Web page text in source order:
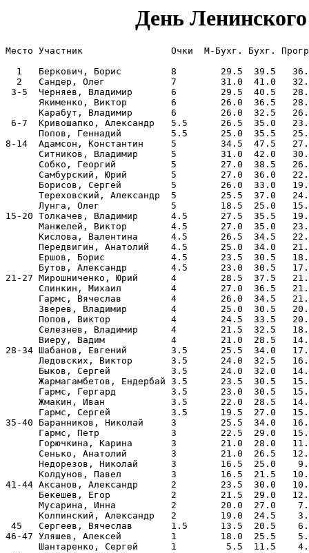
День Ленинского
Место Участник                Очки  M-Бухг. Бухг.
1   Беркович, Борис         8        29.5  39.5
2   Сандер, Олег            7        31.0  41.0
3-5  Черняев, Владимир       6        29.5  40.5
Якименко, Виктор        6        26.0  36.5
Карабут, Владимир       6        26.0  32.5
6-7  Кривошапко, Александр   5.5      26.5  35.0
Попов, Геннадий         5.5      25.0  35.5
8-14  Адамсон, Константин     5        34.5  47.5
Ситников, Владимир      5        31.0  42.0
Собко, Георгий          5        27.0  38.5
Самбурский, Юрий        5        27.0  36.0
Борисов, Сергей         5        26.0  33.0
Тереховский, Александр  5        25.5  37.0
Лунга, Олег             5        18.5  25.0
15-20 Толкачев, Владимир      4.5      27.5  35.5
Манжелей, Виктор        4.5      27.0  35.0
Кислова, Валентина      4.5      26.5  34.5
Передвигин, Анатолий    4.5      25.0  34.0
Ершов, Борис            4.5      23.5  30.5
Бутов, Александр        4.5      23.0  30.5
21-27 Мирошниченко, Юрий      4        28.5  37.5
Слинкин, Михаил         4        27.0  36.5
Гармс, Вячеслав         4        26.0  34.5
Зверев, Владимир        4        25.0  30.5
Попов, Виктор           4        24.5  33.5
Селезнев, Владимир      4        21.5  32.5
Виеру, Вадим            4        21.0  28.5
28-34 Шабанов, Евгений        3.5      25.5  34.0
Ледовских, Виктор       3.5      24.0  32.5
Быков, Сергей           3.5      24.0  32.0
Жармагамбетов, Ендербай 3.5      23.5  30.5
Гармс, Гергард          3.5      23.0  30.5
Жмакин, Иван            3.5      22.0  28.5
Гармс, Сергей           3.5      19.5  27.0
35-40 Баранников, Николай     3        25.5  34.0
Гармс, Петр             3        22.5  29.0
Горючкина, Карина       3        21.0  28.0
Сенько, Анатолий        3        21.0  26.5
Недорезов, Николай      3        16.5  25.0
Колдунов, Павел         3        16.5  21.5
41-44 Аксанов, Александр      2        23.5  30.0
Бекешев, Егор           2        21.5  29.0
Мусарина, Инна          2        20.0  27.0
Колпинский, Александр   2        19.0  24.5
45   Сергеев, Вячеслав       1.5      13.5  20.5
46-47 Уляшев, Алексей         1        18.0  25.5
Шантаренко, Сергей      1         5.5  11.5